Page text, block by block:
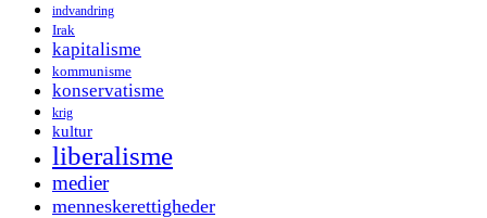
indvandring
Irak
kapitalisme
kommunisme
konservatisme
krig
kultur
liberalisme
medier
menneskerettigheder